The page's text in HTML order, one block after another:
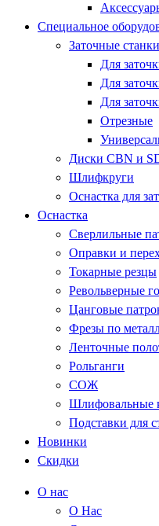
Специальное
Заточные станки
Для
Для
Для
Отрезные
Диски CBN и
Шлифкруги
Оснастка для
Оснастка
Сверлильные
Оправки и
Токарные резцы
Револьверные
Цанговые
Фрезы по
Ленточные
Рольганги
СОЖ
Шлифовальные
Подставки для
Новинки
Скидки
О нас
О Нас